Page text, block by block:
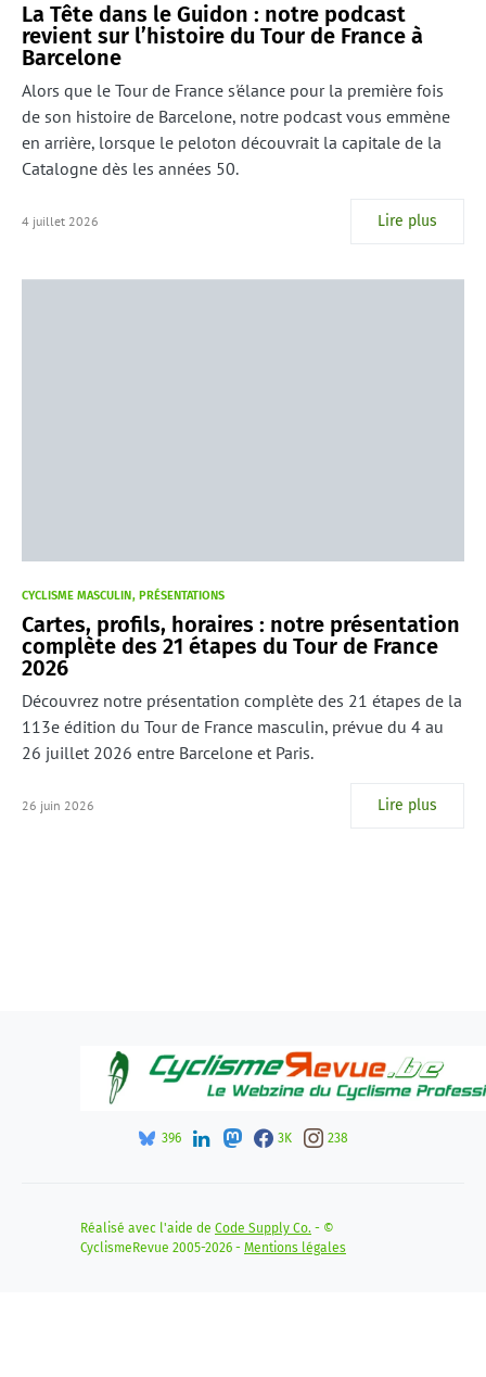
La Tête dans le Guidon : notre podcast
revient sur l’histoire du Tour de France à
Barcelone
Alors que le Tour de France s'élance pour la première fois
de son histoire de Barcelone, notre podcast vous emmène
en arrière, lorsque le peloton découvrait la capitale de la
Catalogne dès les années 50.
4 juillet 2026 Lire plus
CYCLISME MASCULIN PRÉSENTATIONS
Cartes, profils, horaires : notre présentation
complète des 21 étapes du Tour de France
2026
Découvrez notre présentation complète des 21 étapes de la
113e édition du Tour de France masculin, prévue du 4 au
26 juillet 2026 entre Barcelone et Paris.
26 juin 2026 Lire plus
396 3K 238
Réalisé avec l'aide de Code Supply Co. - ©
CyclismeRevue 2005-2026 - Mentions légales